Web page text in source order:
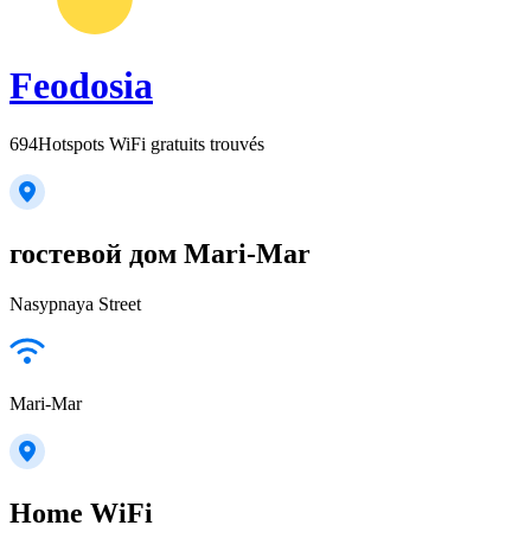
Feodosia
694Hotspots WiFi gratuits trouvés
гостевой дом Mari-Mar
Nasypnaya Street
Mari-Mar
Home WiFi